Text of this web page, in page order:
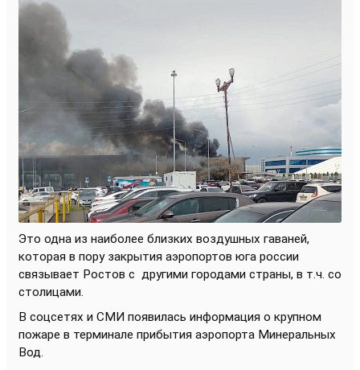
Это одна из наиболее близких воздушных гаваней,
которая в пору закрытия аэропортов юга россии
связывает Ростов с другими городами страны, в т.ч. со
столицами.
В соцсетях и СМИ появилась информация о крупном
пожаре в терминале прибытия аэропорта Минеральных
Вод.